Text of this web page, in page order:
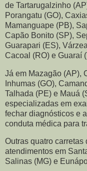
de Tartarugalzinho
Porangatu (GO),
Mamanguape (PB),
Capão Bonito (SP),
Guarapari (ES),
Cacoal (RO) e Guaraí
Já em Mazagão (AP),
Inhumas (GO),
Talhada (PE) e Mauá
especializadas em
fechar diagnósticos e
conduta médica para
Outras quatro
atendimentos em
Salinas (MG) e